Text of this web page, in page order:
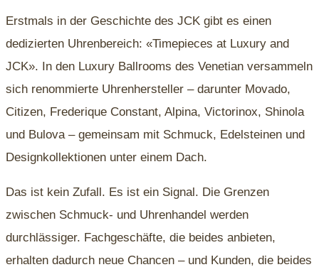
Erstmals in der Geschichte des JCK gibt es einen
dedizierten Uhrenbereich: «Timepieces at Luxury and
JCK». In den Luxury Ballrooms des Venetian versammeln
sich renommierte Uhrenhersteller – darunter Movado,
Citizen, Frederique Constant, Alpina, Victorinox, Shinola
und Bulova – gemeinsam mit Schmuck, Edelsteinen und
Designkollektionen unter einem Dach.
Das ist kein Zufall. Es ist ein Signal. Die Grenzen
zwischen Schmuck- und Uhrenhandel werden
durchlässiger. Fachgeschäfte, die beides anbieten,
erhalten dadurch neue Chancen – und Kunden, die beides